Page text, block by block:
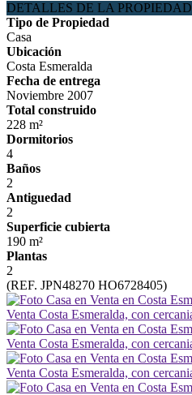
DETALLES DE LA PROPIEDAD
Tipo de Propiedad
Casa
Ubicación
Costa Esmeralda
Fecha de entrega
Noviembre 2007
Total construido
228 m²
Dormitorios
4
Baños
2
Antiguedad
2
Superficie cubierta
190 m²
Plantas
2
(REF. JPN48270 HO6728405)